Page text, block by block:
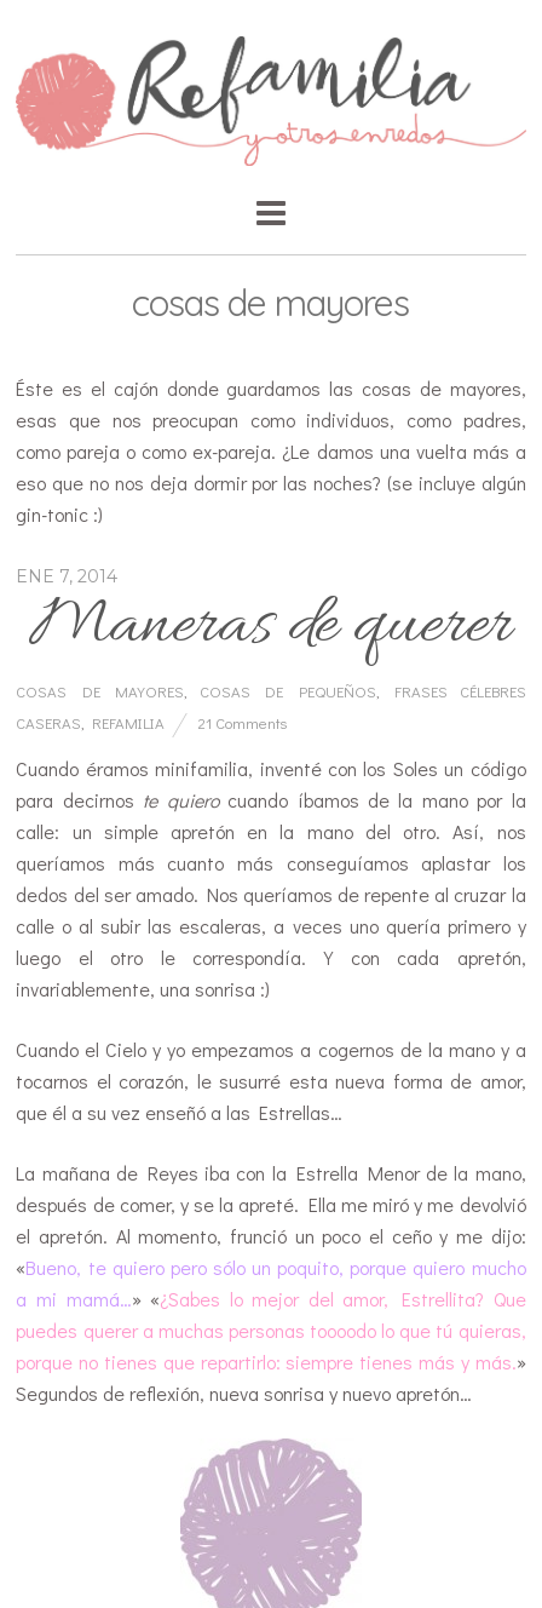
cosas de mayores
Éste es el cajón donde guardamos las cosas de mayores,
esas que nos preocupan como individuos, como padres,
como pareja o como ex-pareja. ¿Le damos una vuelta más a
eso que no nos deja dormir por las noches? (se incluye algún
gin-tonic :)
ENE 7, 2014
Maneras de querer
COSAS DE MAYORES COSAS DE PEQUEÑOS
FRASES CÉLEBRES
CASERAS
REFAMILIA 21 Comments
Cuando éramos minifamilia, inventé con los Soles un código
para decirnos te quierocuando íbamos de la mano por la
calle: un simple apretón en la mano del otro. Así, nos
queríamos más cuanto más conseguíamos aplastar los
dedos del ser amado. Nos queríamos de repente al cruzar la
calle o al subir las escaleras, a veces uno quería primero y
luego el otro le correspondía. Y con cada apretón,
invariablemente, una sonrisa :)
Cuando el Cielo y yo empezamos a cogernos de la mano y a
tocarnos el corazón, le susurré esta nueva forma de amor,
que él a su vez enseñó a las Estrellas…
La mañana de Reyes iba con la Estrella Menor de la mano,
después de comer, y se la apreté. Ella me miró y me devolvió
el apretón. Al momento, frunció un poco el ceño y me dijo:
«Bueno, te quiero pero sólo un poquito, porque quiero mucho
a mi mamá…» «¿Sabes lo mejor del amor, Estrellita? Que
puedes querer a muchas personas toooodo lo que tú quieras,
porque no tienes que repartirlo: siempre tienes más y más.»
Segundos de reflexión, nueva sonrisa y nuevo apretón…